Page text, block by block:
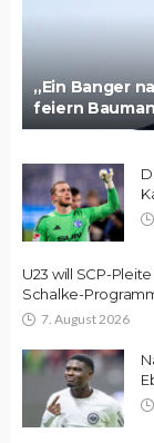
„Ein Banger
feiern
U23 will SCP-
Schalke-
7. August 2026